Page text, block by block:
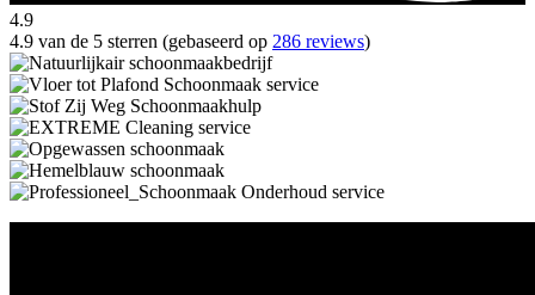
4.9
4.9 van de 5 sterren (gebaseerd op 286 reviews)